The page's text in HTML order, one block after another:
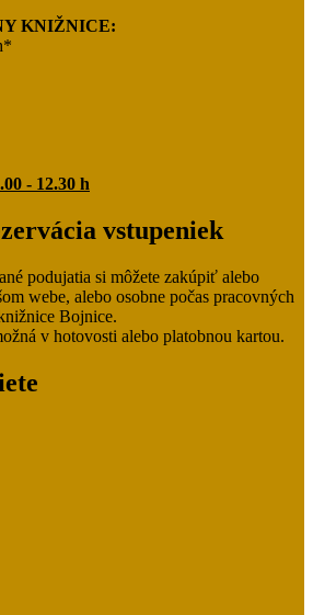
KNIŽNICE:
- 12.30 h
vstupeniek
podujatia si môžete zakúpiť alebo
webe, alebo osobne počas pracovných
Bojnice.
v hotovosti alebo platobnou kartou.